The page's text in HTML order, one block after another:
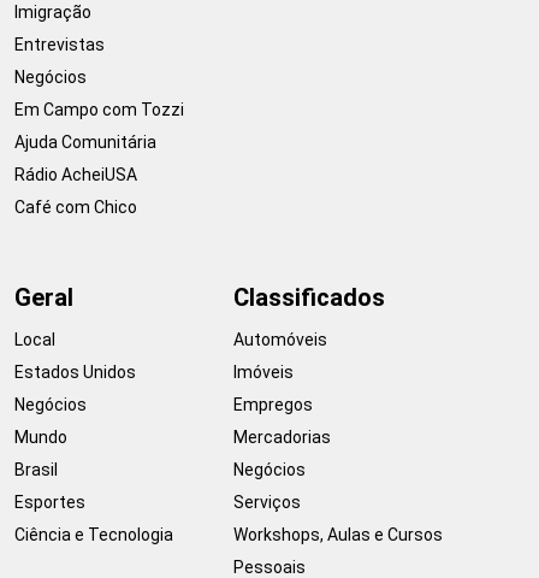
Imigração
Entrevistas
Negócios
Em Campo com Tozzi
Ajuda Comunitária
Rádio AcheiUSA
Café com Chico
Geral
Local
Estados Unidos
Negócios
Mundo
Brasil
Esportes
Ciência e Tecnologia
Classificados
Automóveis
Imóveis
Empregos
Mercadorias
Negócios
Serviços
Workshops, Aulas e Cursos
Pessoais